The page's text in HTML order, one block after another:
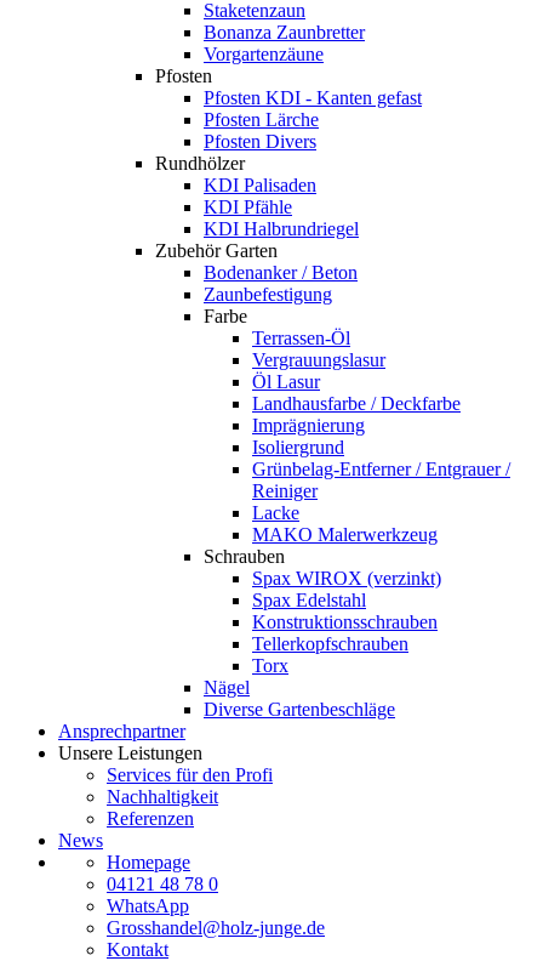
Staketenzaun
Bonanza Zaunbretter
Vorgartenzäune
Pfosten
Pfosten KDI - Kanten gefast
Pfosten Lärche
Pfosten Divers
Rundhölzer
KDI Palisaden
KDI Pfähle
KDI Halbrundriegel
Zubehör Garten
Bodenanker / Beton
Zaunbefestigung
Farbe
Terrassen-Öl
Vergrauungslasur
Öl Lasur
Landhausfarbe / Deckfarbe
Imprägnierung
Isoliergrund
Grünbelag-Entferner / Entgrauer /
Reiniger
Lacke
MAKO Malerwerkzeug
Schrauben
Spax WIROX (verzinkt)
Spax Edelstahl
Konstruktionsschrauben
Tellerkopfschrauben
Torx
Nägel
Diverse Gartenbeschläge
Ansprechpartner
Unsere Leistungen
Services für den Profi
Nachhaltigkeit
Referenzen
News
Homepage
04121 48 78 0
WhatsApp
Grosshandel@holz-junge.de
Kontakt